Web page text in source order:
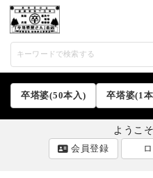
卒塔婆(50本入) 卒塔婆(1
ようこ
会員登録